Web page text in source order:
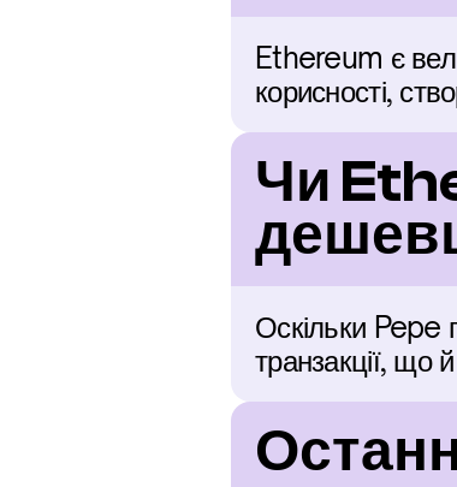
Ethereum є
корисності,
Чи
Оскільки Pepe
транзакції, що